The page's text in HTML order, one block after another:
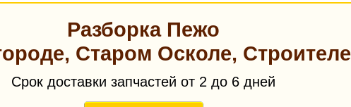
Разборка Пежо
Старом Осколе, Строителе
Срок доставки запчастей от 2 до 6 дней